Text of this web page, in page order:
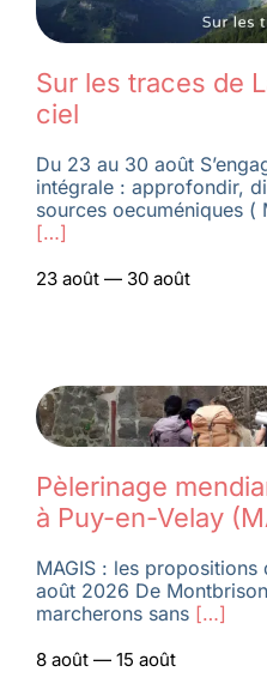
Membres
L’actu
Nous soutenir
Sur les traces de
ciel
Du 23 au 30 août
intégrale : approfondir,
sources oecuméniques (
[…]
23 août — 30 août
Pèlerinage
à Puy-en-Velay
MAGIS : les propositions
août 2026 De
marcherons sans[…]
8 août — 15 août